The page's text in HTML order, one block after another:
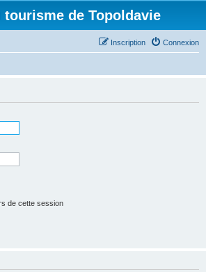
tourisme de Topoldavie
Connexion
Inscription
de cette session